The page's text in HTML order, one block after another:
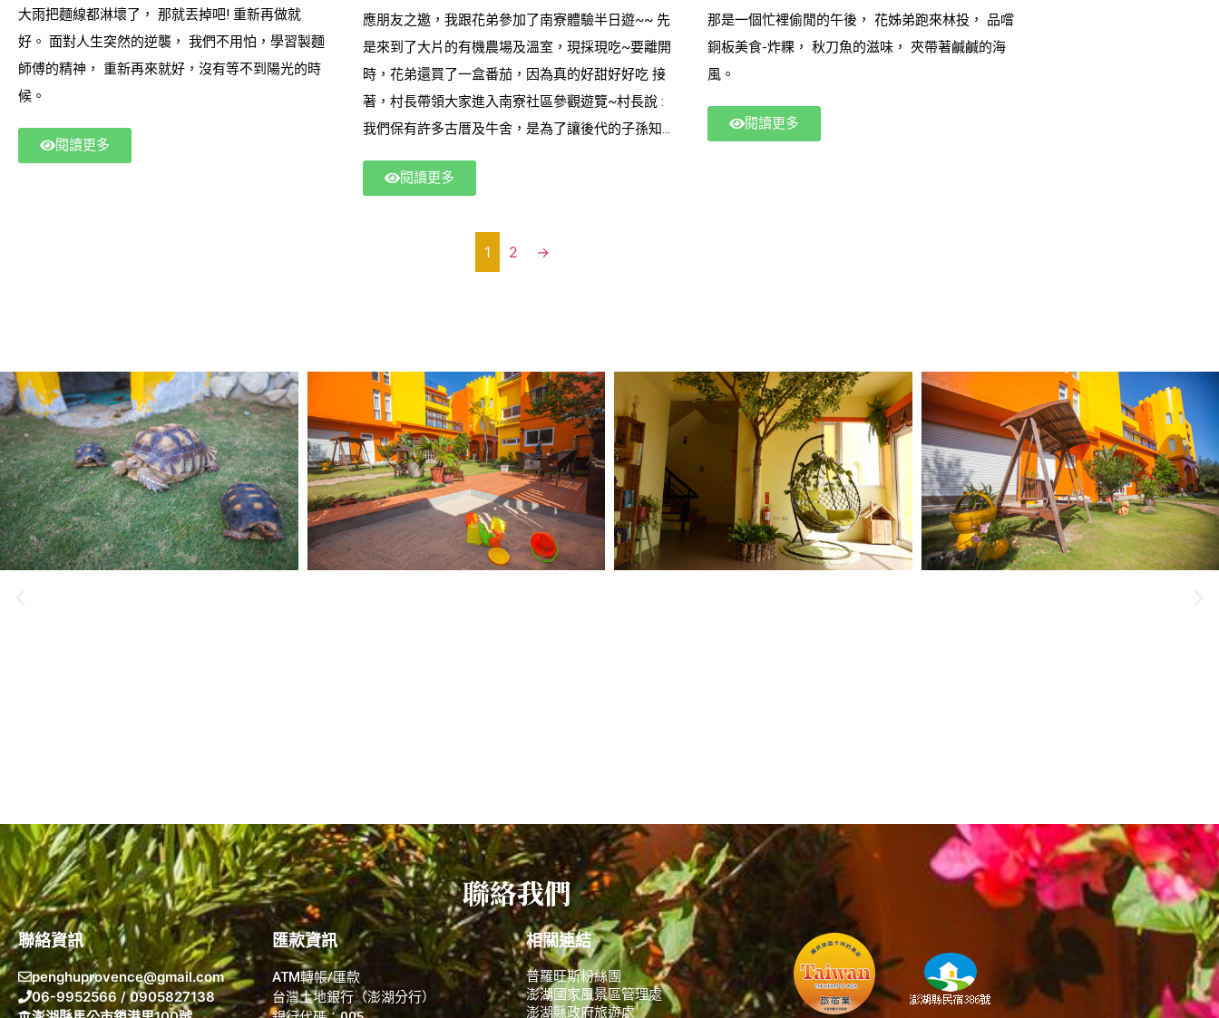
大雨把麵線都淋壞了， 那就丟掉吧! 重新再做就
好。 面對人生突然的逆襲， 我們不用怕，學習製麵
師傅的精神， 重新再來就好，沒有等不到陽光的時
候。
閱讀更多
應朋友之邀，我跟花弟參加了南寮體驗半日遊~~ 先
是來到了大片的有機農場及溫室，現採現吃~要離開
時，花弟還買了一盒番茄，因為真的好甜好好吃 接
著，村長帶領大家進入南寮社區參觀遊覽~村長說 :
我們保有許多古厝及牛舍，是為了讓後代的子孫知
式活動 : 蒙面女郎、牛車漫遊、漁灶炊煮、牛屎餅~
肉，搭配從農場蔬菜給大家享用~真的很好吃… 這個
閱讀更多
那是一個忙裡偷閒的午後， 花姊弟跑來林投， 品嚐
銅板美食-炸粿， 秋刀魚的滋味， 夾帶著鹹鹹的海
風。
閱讀更多
1 2 →
聯絡我們
聯絡資訊
penghuprovence@gmail.com
06-9952566 / 0905827138
匯款資訊
ATM轉帳/匯款
台灣土地銀行（澎湖分行）
相關連結
普羅旺斯粉絲團
澎湖國家風景區管理處
澎湖縣政府旅遊處